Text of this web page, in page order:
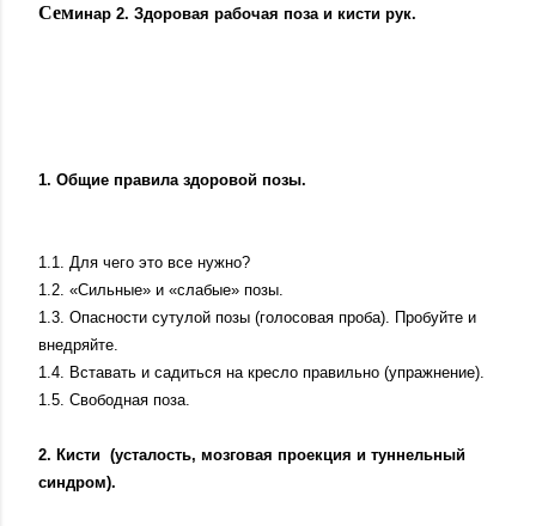
Семинар 2. Здоровая рабочая поза и кисти рук.
1. Общие правила здоровой позы.
1.1. Для чего это все нужно?
1.2. «Сильные» и «слабые» позы.
1.3. Опасности сутулой позы (голосовая проба). Пробуйте и
внедряйте.
1.4. Вставать и садиться на кресло правильно (упражнение).
1.5. Свободная поза.
2. Кисти (усталость, мозговая проекция и туннельный
синдром).